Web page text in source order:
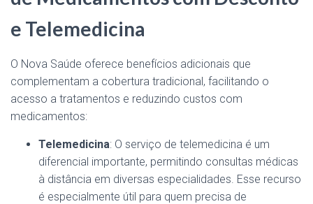
e Telemedicina
O Nova Saúde oferece benefícios adicionais que
complementam a cobertura tradicional, facilitando o
acesso a tratamentos e reduzindo custos com
medicamentos:
Telemedicina: O serviço de telemedicina é um
diferencial importante, permitindo consultas médicas
à distância em diversas especialidades. Esse recurso
é especialmente útil para quem precisa de